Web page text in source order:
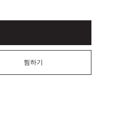
찜하기